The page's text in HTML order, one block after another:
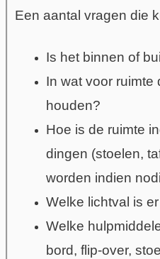
Een aantal vragen die
Is het binnen of
In wat voor ruimte
houden?
Hoe is de ruimte
dingen (stoelen,
worden indien
Welke lichtval is
Welke
bord, flip-over,